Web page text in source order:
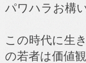
パワハラお構
この時代に生
の若者は価値